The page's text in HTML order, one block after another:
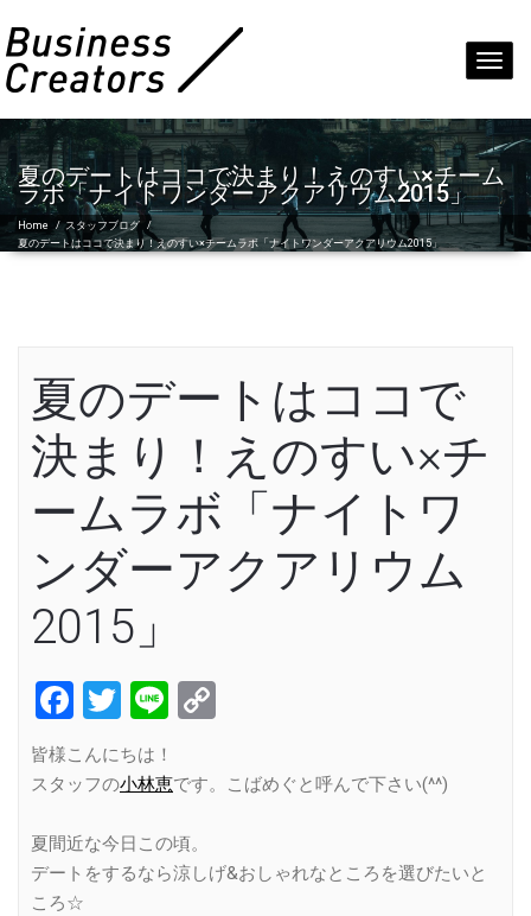
夏のデートはココで決まり！えのすい×チーム
ラボ「ナイトワンダーアクアリウム2015」
Home /スタッフブログ /
夏のデートはココで決まり！えのすい×チームラボ「ナイトワンダーアクアリウム2015」
夏のデートはココで
決まり！えのすい×チ
ームラボ「ナイトワ
ンダーアクアリウム
2015」
Facebook
Twitter
Line
皆様こんにちは！
スタッフの小林恵です。こばめぐと呼んで下さい(^^)
夏間近な今日この頃。
デートをするなら涼しげ&おしゃれなところを選びたいと
ころ☆